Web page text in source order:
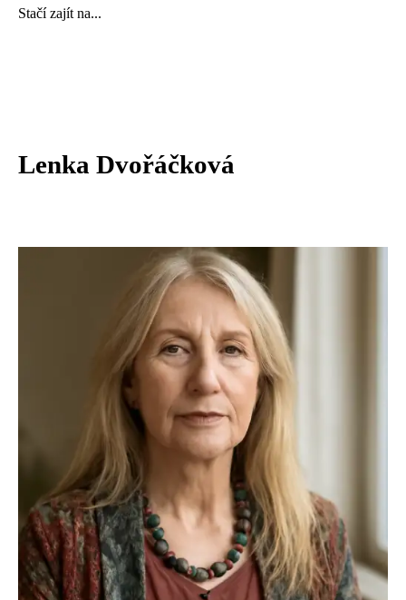
Stačí zajít na...
Lenka Dvořáčková